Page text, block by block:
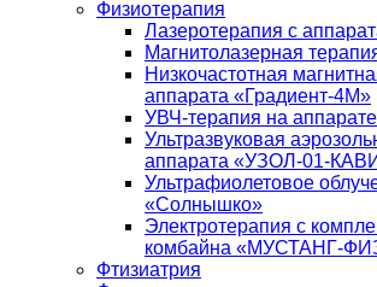
Физиотерапия
Лазеротерапия с
Магнитолазерная
Низкочастотная
аппарата «Градиент-4М»
УВЧ-терапия на
Ультразвуковая
аппарата «УЗОЛ-01-
Ультрафиолетовое
«Солнышко»
Электротерапия с
комбайна «МУСТАНГ-
Фтизиатрия